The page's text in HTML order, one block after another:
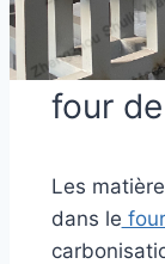
four
Les
dans le